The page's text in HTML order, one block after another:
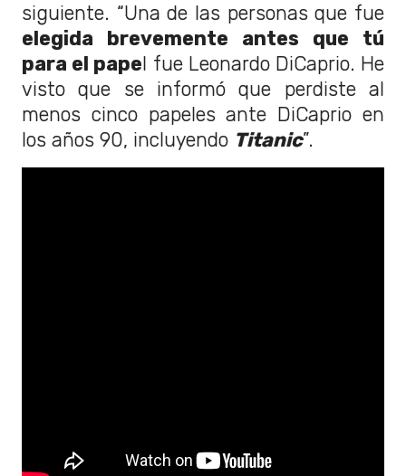
siguiente. “Una de las personas que fue
elegida brevemente antes que tú
para el papel fue Leonardo DiCaprio. He
visto que se informó que perdiste al
menos cinco papeles ante DiCaprio en
los años 90, incluyendo Titanic”.